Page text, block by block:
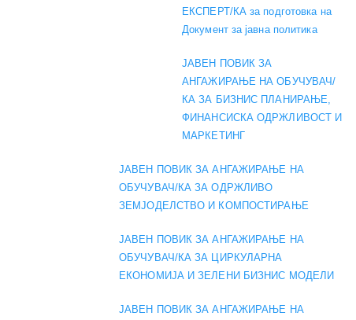
ЕКСПЕРТ/КА за подготовка на
Документ за јавна политика
ЈАВЕН ПОВИК ЗА
АНГАЖИРАЊЕ НА ОБУЧУВАЧ/
КА ЗА БИЗНИС ПЛАНИРАЊЕ,
ФИНАНСИСКА ОДРЖЛИВОСТ И
МАРКЕТИНГ
ЈАВЕН ПОВИК ЗА АНГАЖИРАЊЕ НА
ОБУЧУВАЧ/КА ЗА ОДРЖЛИВО
ЗЕМЈОДЕЛСТВО И КОМПОСТИРАЊЕ
ЈАВЕН ПОВИК ЗА АНГАЖИРАЊЕ НА
ОБУЧУВАЧ/КА ЗА ЦИРКУЛАРНА
ЕКОНОМИЈА И ЗЕЛЕНИ БИЗНИС МОДЕЛИ
ЈАВЕН ПОВИК ЗА АНГАЖИРАЊЕ НА